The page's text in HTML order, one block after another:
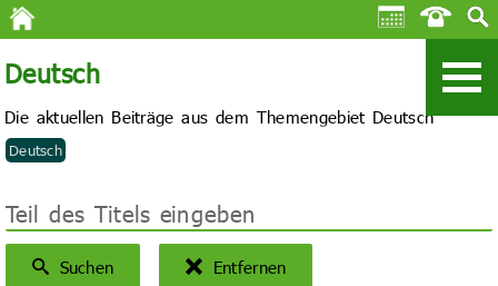
Deutsch
Die aktuellen Beiträge aus dem Themengebiet Deutsch
Deutsch
Teil des Titels eingeben
Suchen Entfernen